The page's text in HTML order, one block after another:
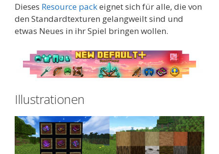
Dieses Resource packeignet sich für alle, die von
den Standardtexturen gelangweilt sind und
etwas Neues in ihr Spiel bringen wollen.
Illustrationen